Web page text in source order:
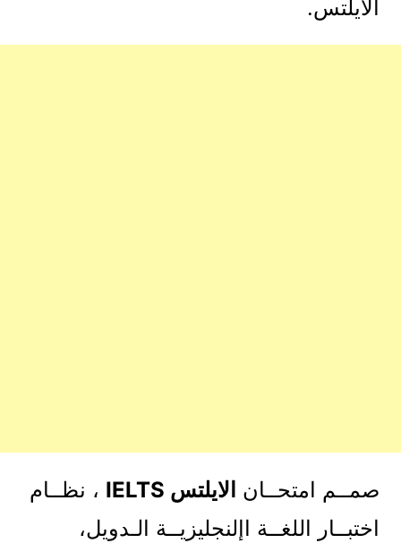
الايلتس.
صمــم امتحــان الايلتس IELTS
، نظــام
اختبــار اللغــة اإلنجليزيــة الـدويل،